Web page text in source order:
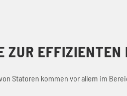
ZUR EFFIZIENTEN
Statoren kommen vor allem im